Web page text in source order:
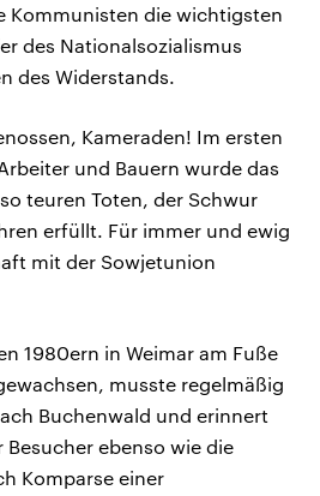
Kommunisten die wichtigsten
des Nationalsozialismus
des Widerstands.
Kameraden! Im ersten
und Bauern wurde das
teuren Toten, der Schwur
erfüllt. Für immer und ewig
mit der Sowjetunion
1980ern in Weimar am Fuße
musste regelmäßig
Buchenwald und erinnert
ebenso wie die
Komparse einer